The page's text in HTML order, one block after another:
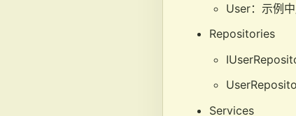
User：示例
Repositories
Services